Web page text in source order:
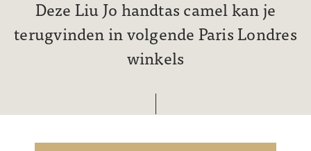
Deze Liu Jo handtas camel kan je
terugvinden in volgende Paris Londres
winkels